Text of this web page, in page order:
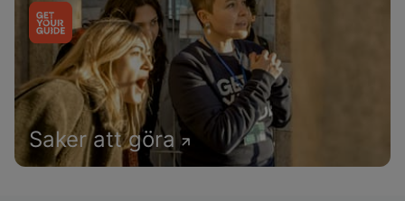
Saker att göra